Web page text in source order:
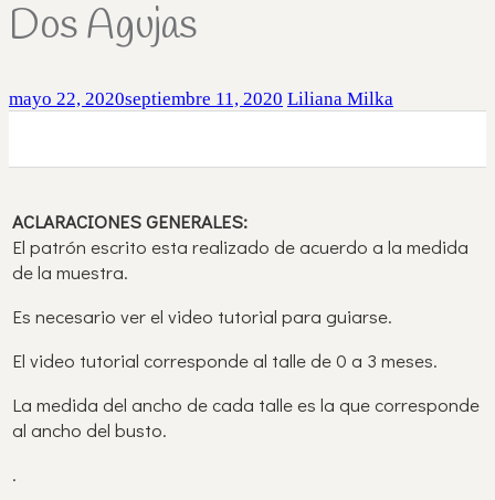
Dos Agujas
mayo 22, 2020septiembre 11, 2020 Liliana Milka
ACLARACIONES GENERALES:
El patrón escrito esta realizado de acuerdo a la medida
de la muestra.
Es necesario ver el video tutorial para guiarse.
El video tutorial corresponde al talle de 0 a 3 meses.
La medida del ancho de cada talle es la que corresponde
al ancho del busto.
.